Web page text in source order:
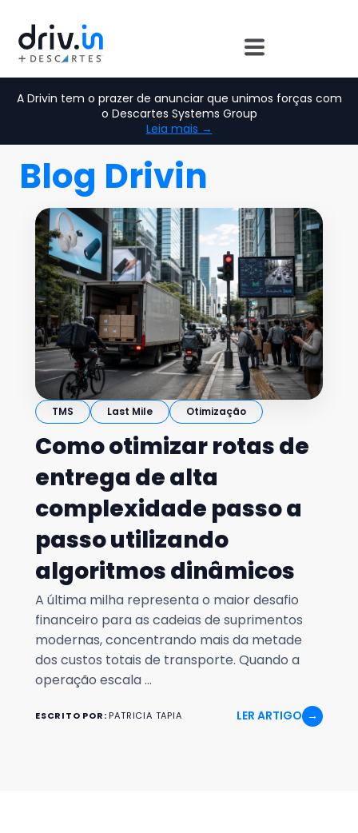
A Drivin tem o prazer de anunciar que unimos forças com
o Descartes Systems Group
Leia mais →
Blog Drivin
TMS Last Mile Otimização
Como otimizar rotas de
entrega de alta
complexidade passo a
passo utilizando
algoritmos dinâmicos
A última milha representa o maior desafio
financeiro para as cadeias de suprimentos
modernas, concentrando mais da metade
dos custos totais de transporte. Quando a
operação escala ...
ESCRITO POR: PATRICIA TAPIA LER ARTIGO →